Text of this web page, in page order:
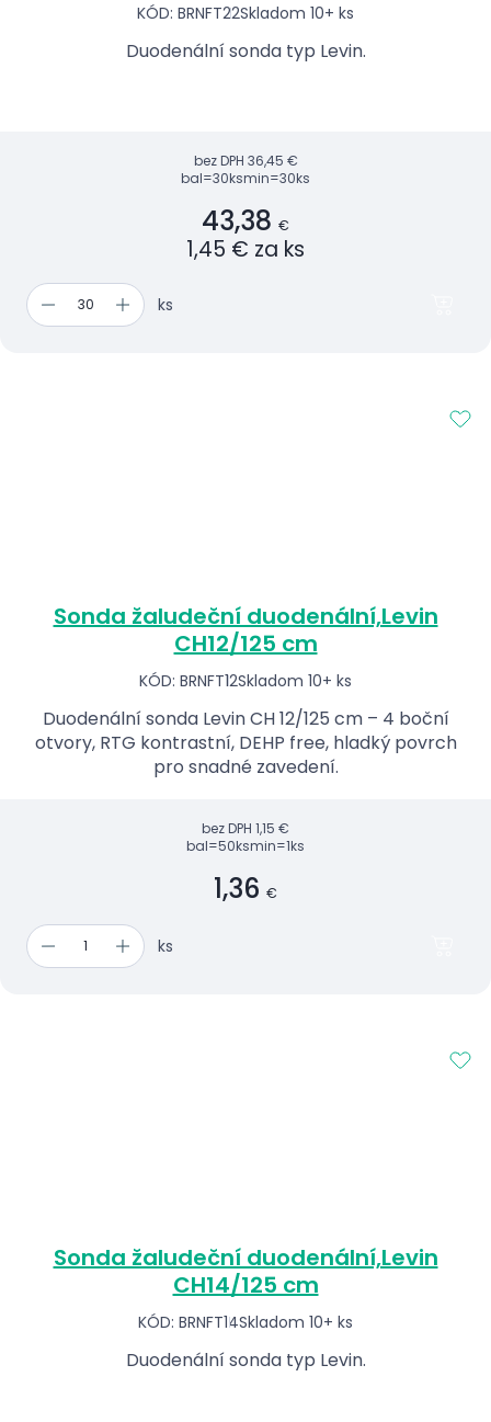
KÓD: BRNFT22Skladom 10+ ks
Duodenální sonda typ Levin.
bez DPH 36,45 €
bal=30ksmin=30ks
43,38 €
1,45 € za ks
ks
Sonda žaludeční duodenální,Levin
CH12/125 cm
KÓD: BRNFT12Skladom 10+ ks
Duodenální sonda Levin CH 12/125 cm – 4 boční
otvory, RTG kontrastní, DEHP free, hladký povrch
pro snadné zavedení.
bez DPH 1,15 €
bal=50ksmin=1ks
1,36 €
ks
Sonda žaludeční duodenální,Levin
CH14/125 cm
KÓD: BRNFT14Skladom 10+ ks
Duodenální sonda typ Levin.